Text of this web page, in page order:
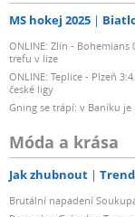
MS hokej 2025
ONLINE: Zlín -
trefu v lize
ONLINE: Teplice - Plzeň
české ligy
Gning se trápí: v Baníku
Móda a krása
Jak zhubnout
Brutální napadení